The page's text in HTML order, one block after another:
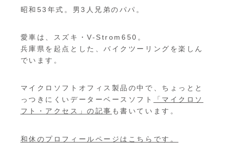
昭和53年式。男3人兄弟のパパ。
愛車は、スズキ・V-Strom650。
兵庫県を起点とした、バイクツーリングを楽しん
でいます。
マイクロソフトオフィス製品の中で、ちょっとと
っつきにくいデーターベースソフト
「マイクロソ
フト・アクセス」の記事 も書いています。
和休のプロフィールページはこちらです。